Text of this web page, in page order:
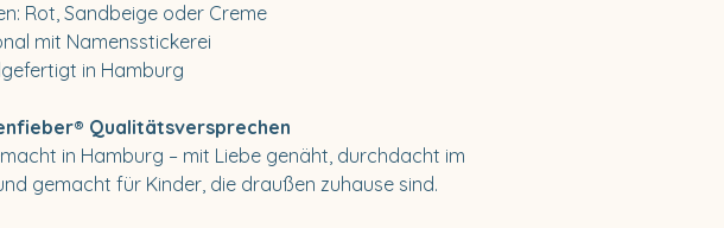
Rot, Sandbeige oder Creme
mit Namensstickerei
in Hamburg
Qualitätsversprechen
in Hamburg – mit Liebe genäht, durchdacht im
gemacht für Kinder, die draußen zuhause sind.